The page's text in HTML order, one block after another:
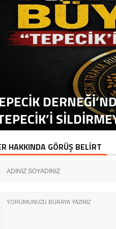
HAKKINDA GÖRÜŞ BELİRT